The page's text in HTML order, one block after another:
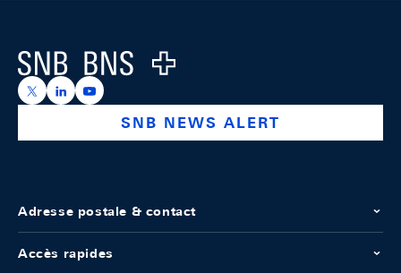
Logo
https://x.com/snb_bns
https://ch.linkedin.com/company/swiss-national-
https://www.youtube.com/@swissnationalbank
SNB NEWS ALERT
Adresse postale & contact
Accès rapides